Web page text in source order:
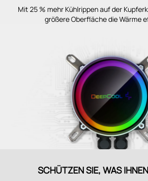
Mit 25 % mehr Kühlrippen auf der
größere Oberfläche die Wärme
SCHÜTZEN SIE, WAS